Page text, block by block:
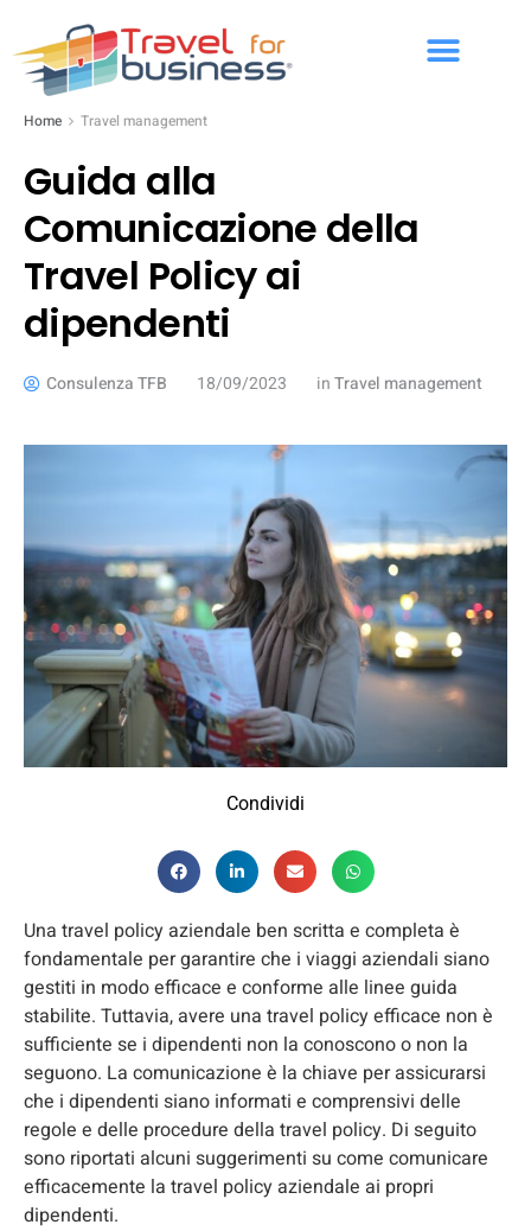
Home Travel management
Guida alla
Comunicazione della
Travel Policy ai
dipendenti
Consulenza TFB 18/09/2023 inTravel management
Condividi
Una travel policy aziendale ben scritta e completa è
fondamentale per garantire che i viaggi aziendali siano
gestiti in modo efficace e conforme alle linee guida
stabilite. Tuttavia, avere una travel policy efficace non è
sufficiente se i dipendenti non la conoscono o non la
seguono. La comunicazione è la chiave per assicurarsi
che i dipendenti siano informati e comprensivi delle
regole e delle procedure della travel policy. Di seguito
sono riportati alcuni suggerimenti su come comunicare
efficacemente la travel policy aziendale ai propri
dipendenti.